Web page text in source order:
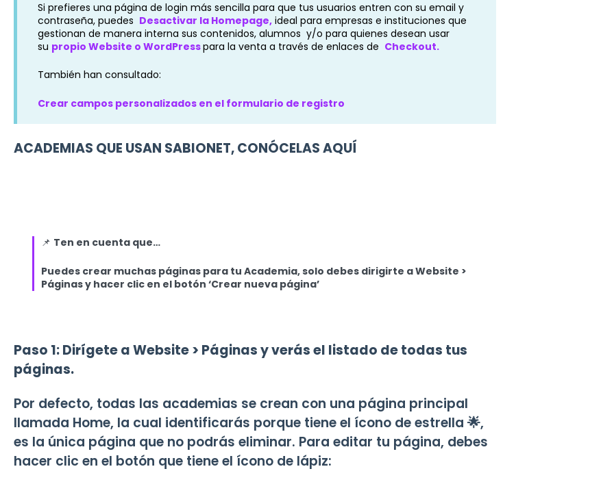
Si prefieres una página de login más sencilla para que tus usuarios entren con su email y
contraseña, puedes Desactivar la Homepage, ideal para empresas e instituciones que
gestionan de manera interna sus contenidos, alumnos y/o para quienes desean usar
su propio Website o WordPresspara la venta a través de enlaces de Checkout.
También han consultado:
Crear campos personalizados en el formulario de registro
ACADEMIAS QUE USAN SABIONET, CONÓCELAS AQUÍ
📌 Ten en cuenta que…
Puedes crear muchas páginas para tu Academia, solo debes dirigirte a Website >
Páginas y hacer clic en el botón ‘Crear nueva página’
Paso 1: Dirígete a Website > Páginas y verás el listado de todas tus
páginas.
Por defecto, todas las academias se crean con una página principal
llamada Home, la cual identificarás porque tiene el ícono de estrella 🌟,
es la única página que no podrás eliminar. Para editar tu página, debes
hacer clic en el botón que tiene el ícono de lápiz: